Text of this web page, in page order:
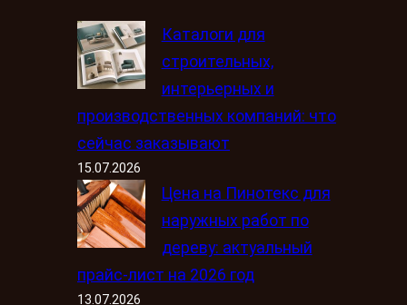
Каталоги для
строительных,
интерьерных и
производственных компаний: что
сейчас заказывают
15.07.2026
Цена на Пинотекс для
наружных работ по
дереву: актуальный
прайс-лист на 2026 год
13.07.2026